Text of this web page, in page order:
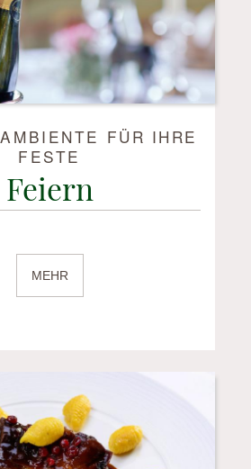
FÜR IHRE
FESTE
Feiern
MEHR